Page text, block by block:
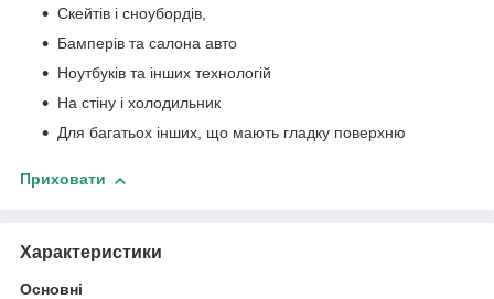
Скейтів і сноубордів,
Бамперів та салона авто
Ноутбуків та інших технологій
На стіну і холодильник
Для багатьох інших, що мають гладку поверхню
Приховати
Характеристики
Основні